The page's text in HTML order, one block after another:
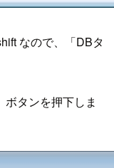
なので、「DBタ
タンを押下しま